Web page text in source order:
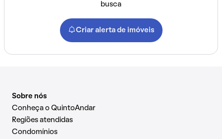
busca
Criar alerta de imóveis
Sobre nós
Conheça o QuintoAndar
Regiões atendidas
Condomínios